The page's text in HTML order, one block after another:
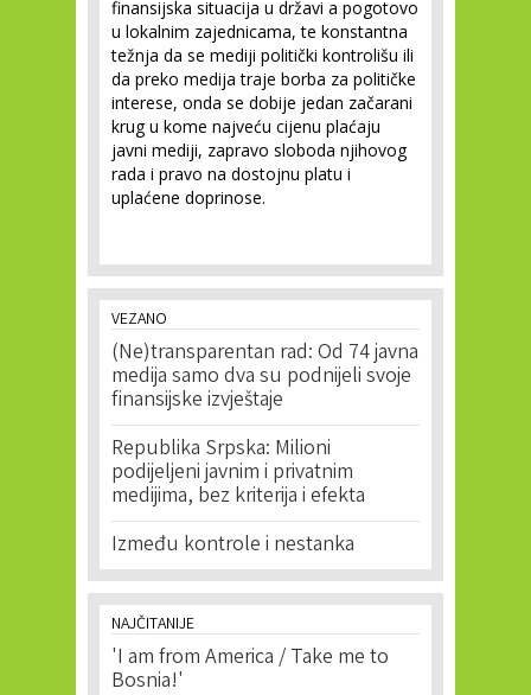
finansijska situacija u državi a pogotovo
u lokalnim zajednicama, te konstantna
težnja da se mediji politički kontrolišu ili
da preko medija traje borba za političke
interese, onda se dobije jedan začarani
krug u kome najveću cijenu plaćaju
javni mediji, zapravo sloboda njihovog
rada i pravo na dostojnu platu i
uplaćene doprinose.
VEZANO
(Ne)transparentan rad: Od 74 javna
medija samo dva su podnijeli svoje
finansijske izvještaje
Republika Srpska: Milioni
podijeljeni javnim i privatnim
medijima, bez kriterija i efekta
Između kontrole i nestanka
NAJČITANIJE
'I am from America / Take me to
Bosnia!'